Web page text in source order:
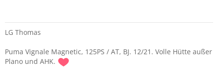
LG Thomas
Puma Vignale Magnetic, 125PS / AT, BJ. 12/21. Volle Hütte außer
Plano und AHK.